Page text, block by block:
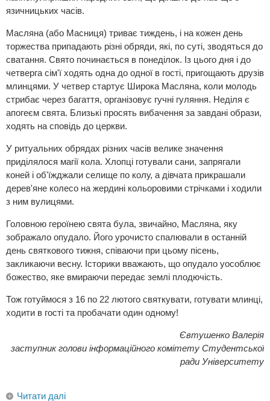
язичницьких часів.
Масляна (або Масниця) триває тиждень, і на кожен день
торжества припадають різні обряди, які, по суті, зводяться до
сватання. Свято починається в понеділок. Із цього дня і до
четверга сім'ї ходять одна до одної в гості, пригощають друзів
млинцями. У четвер стартує Широка Масляна, коли молодь
стрибає через багаття, організовує гучні гуляння. Неділя є
апогеєм свята. Близькі просять вибачення за завдані образи,
ходять на сповідь до церкви.
У ритуальних обрядах різних часів велике значення
приділялося магії кола. Хлопці готували сани, запрягали
коней і об'їжджали селище по колу, а дівчата прикрашали
дерев'яне колесо на жердині кольоровими стрічками і ходили
з ним вулицями.
Головною героїнею свята була, звичайно, Масляна, яку
зображало опудало. Його урочисто спалювали в останній
день святкового тижня, співаючи при цьому пісень,
закликаючи весну. Історики вважають, що опудало уособлює
божество, яке вмираючи передає землі плодючість.
Тож готуймося з 16 по 22 лютого святкувати, готувати млинці,
ходити в гості та пробачати один одному!
Євтушенко Валерія
заступник голови інформаційного комітету Студентської
ради Університету
Читати далі